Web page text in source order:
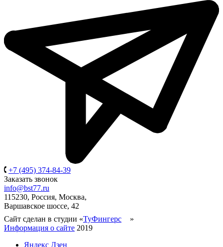
+7 (495) 374-84-39
Заказать звонок
info@bst77.ru
115230, Россия, Москва,
Варшавское шоссе, 42
Сайт сделан в студии «ТуФингерс
»
Информация о сайте 2019
Яндекс Дзен